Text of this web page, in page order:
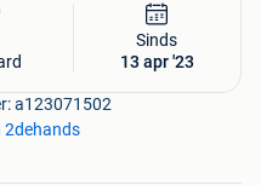
Sinds
13 apr '23
a123071502
2dehands